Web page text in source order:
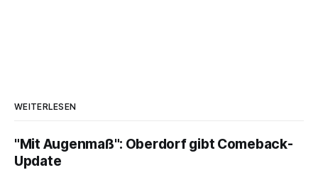
WEITERLESEN
"Mit Augenmaß": Oberdorf gibt Comeback-
Update